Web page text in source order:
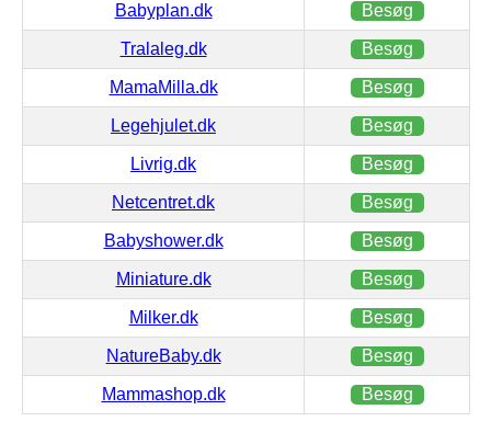
Babyplan.dk Besøg
Tralaleg.dk Besøg
MamaMilla.dk Besøg
Legehjulet.dk Besøg
Livrig.dk Besøg
Netcentret.dk Besøg
Babyshower.dk Besøg
Miniature.dk Besøg
Milker.dk Besøg
NatureBaby.dk Besøg
Mammashop.dk Besøg